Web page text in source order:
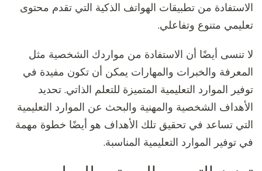
الاستفادة من تطبيقات الهواتف الذكية التي تقدم محتوى
تعليمي متنوع وتفاعلي.
لا تنسى أيضًا أن الاستفادة من مواردك الشخصية مثل
المعرفة والخبرات والمهارات يمكن أن تكون مفيدة في
توفير الموارد التعليمية المتميزة للتعلم الذاتي. تحديد
الأهداف الشخصية والمهنية والبحث عن الموارد التعليمية
التي تساعد في تحقيق تلك الأهداف هو أيضًا خطوة مهمة
في توفير الموارد التعليمية المناسبة.